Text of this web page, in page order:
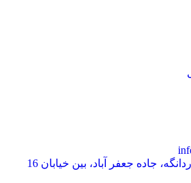
شهرک صنعتی چهاردانگه، جاده جعفر آباد، بین خیابان 16